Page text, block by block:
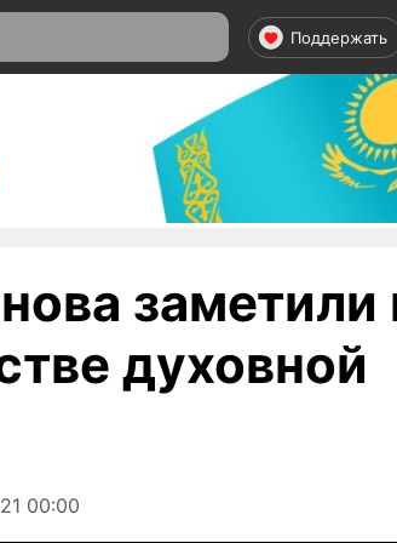
Поддержать
заметили
духовной
00:00